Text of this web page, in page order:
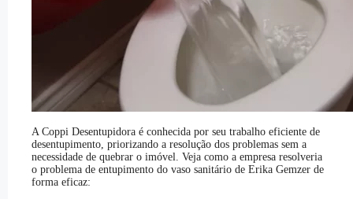
A Coppi Desentupidora é conhecida por seu trabalho eficiente de
desentupimento, priorizando a resolução dos problemas sem a
necessidade de quebrar o imóvel. Veja como a empresa resolveria
o problema de entupimento do vaso sanitário de Erika Gemzer de
forma eficaz: